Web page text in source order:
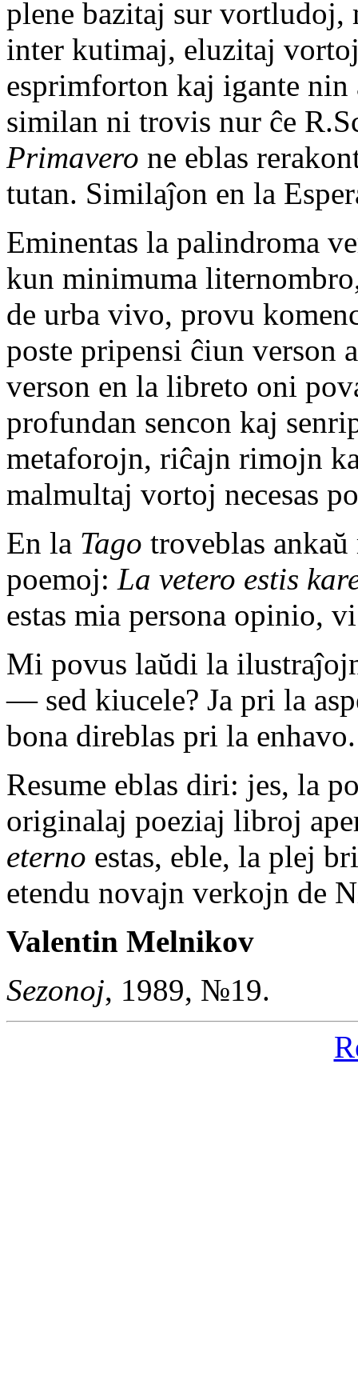
plene bazitaj sur vortludoj,
inter kutimaj, eluzitaj
esprimforton kaj igante
similan ni trovis nur ĉe
Primavero ne eblas
tutan. Similaĵon en la
Eminentas la palindroma
kun minimuma
de urba vivo, provu
poste pripensi ĉiun verson
verson en la libreto oni
profundan sencon kaj
metaforojn, riĉajn rimojn
malmultaj vortoj necesas
En la Tago troveblas
poemoj: La vetero estis
estas mia persona opinio,
Mi povus laŭdi la
— sed kiucele? Ja pri la
bona direblas pri la enhavo.
Resume eblas diri: jes, la
originalaj poeziaj libroj
eterno estas, eble, la plej
etendu novajn verkojn de
Valentin Melnikov
Sezonoj, 1989, №19.